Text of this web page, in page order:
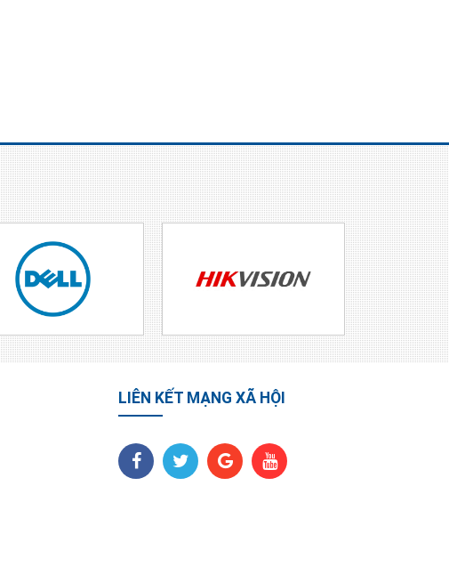
LIÊN KẾT MẠNG XÃ HỘI